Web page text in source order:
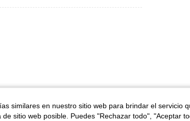
Útil (0)
similares en nuestro sitio web para brindar el servicio
sitio web posible. Puedes "Rechazar todo", "Aceptar